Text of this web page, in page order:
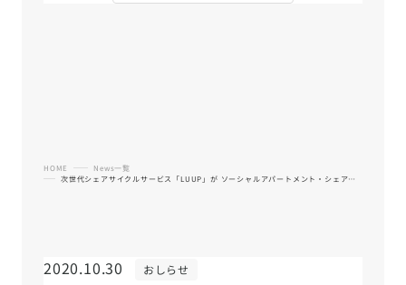
HOME
News一覧
次世代シェアサイクルサービス「LUUP」が ソーシャルアパートメント・シェアハウスへの導入を強化
2020.10.30 おしらせ